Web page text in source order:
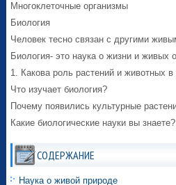
Многоклеточные организмы
Биология
Человек тесно связан с другими
Биология- это наука о жизни и живых
1. Какова роль растений и животных
Что изучает биология?
Почему появились культурные
Какие биологические науки вы знаете?
СОДЕРЖАНИЕ
Наука о живой природе